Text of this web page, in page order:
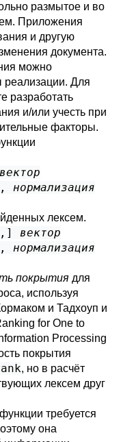
размытое и во
Приложения
и другую
документа.
можно
реализации. Для
разработать
и/или учесть при
факторы.
вектор
, нормализация
лексем.
, ] вектор
, нормализация
покрытия для
используя
и Тадхоуп и
for One to
Processing
покрытия
, но в расчёт
лексем друг
требуется
она